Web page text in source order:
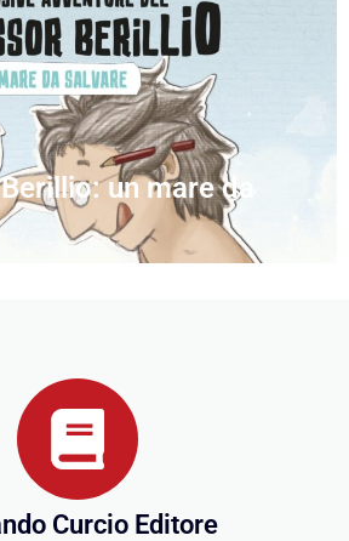
un mare da
Curcio Editore